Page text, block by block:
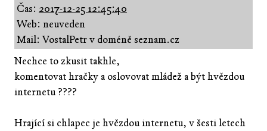
Čas: 2017-12-25 12:45:40
Web: neuveden
Mail: VostalPetr v doméně seznam.cz
Nechce to zkusit takhle,
komentovat hračky a oslovovat mládež a být hvězdou
internetu ????
Hrající si chlapec je hvězdou internetu, v šesti letech